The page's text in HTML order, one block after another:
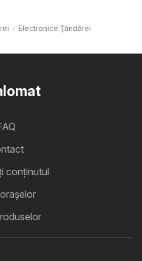
Electronice Ţăndărei
conținutul